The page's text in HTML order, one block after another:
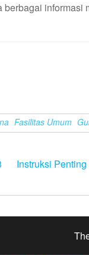
berbagai informasi
Fasilitas Umum
Instruksi